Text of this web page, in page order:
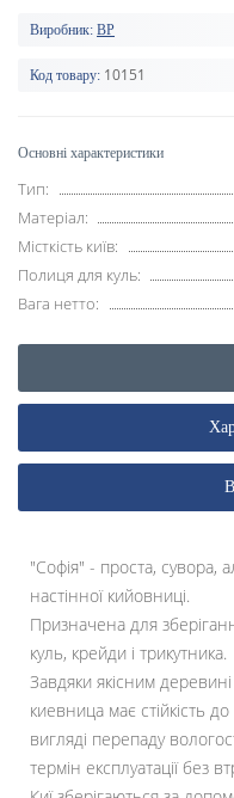
Виробник: BP
Код товару: 10151
Основні характеристики
Тип:
Матеріал:
Місткість київ:
Полиця для куль:
Вага нетто:
"Софія" - проста, сувора,
настінної кийовниці.
Призначена для
куль, крейди і трикутника.
Завдяки якісним
киевница має стійкість
вигляді перепаду
термін експлуатації без